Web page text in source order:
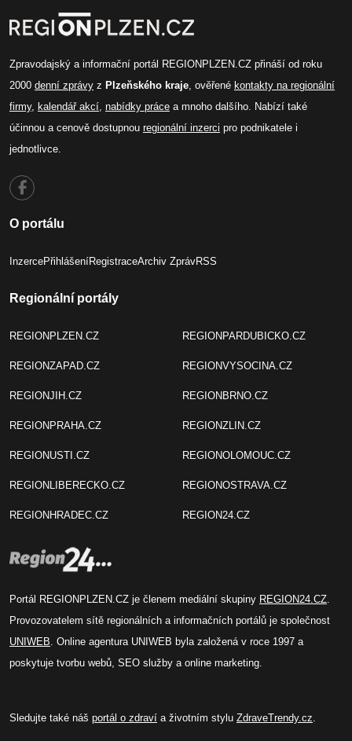
Zpravodajský a informační portál REGIONPLZEN.CZ přináší od roku
2000 denní zprávy z Plzeňského kraje, ověřené kontakty na regionální
firmy, kalendář akcí, nabídky práce a mnoho dalšího. Nabízí také
účinnou a cenově dostupnou regionální inzerci pro podnikatele i
jednotlivce.
O portálu
InzercePřihlášeníRegistraceArchiv ZprávRSS
Regionální portály
REGIONPLZEN.CZ
REGIONZAPAD.CZ
REGIONJIH.CZ
REGIONPRAHA.CZ
REGIONUSTI.CZ
REGIONLIBERECKO.CZ
REGIONHRADEC.CZ
REGIONPARDUBICKO.CZ
REGIONVYSOCINA.CZ
REGIONBRNO.CZ
REGIONZLIN.CZ
REGIONOLOMOUC.CZ
REGIONOSTRAVA.CZ
REGION24.CZ
Portál REGIONPLZEN.CZ je členem mediální skupiny REGION24.CZ.
Provozovatelem sítě regionálních a informačních portálů je společnost
UNIWEB. Online agentura UNIWEB byla založená v roce 1997 a
poskytuje tvorbu webů, SEO služby a online marketing.
Sledujte také náš portál o zdraví a životním stylu ZdraveTrendy.cz.